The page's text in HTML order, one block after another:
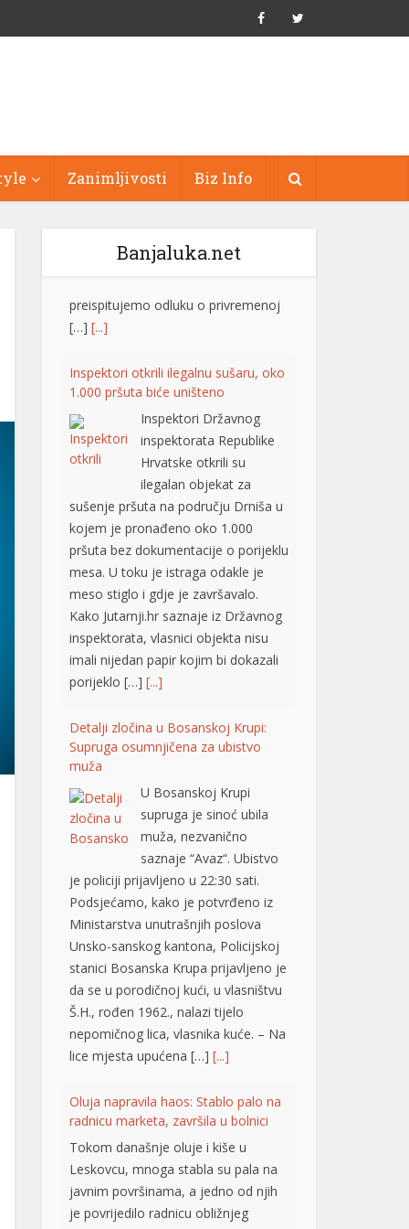
Zanimljivosti Biz Info
Banjaluka.net
Inspektori otkrili ilegalnu sušaru, oko
1.000 pršuta biće uništeno
inspektorata Republike
Hrvatske otkrili su
ilegalan objekat za
sušenje pršuta na području Drniša u
kojem je pronađeno oko 1.000
pršuta bez dokumentacije o porijeklu
mesa. U toku je istraga odakle je
meso stiglo i gdje je završavalo.
Kako Jutarnji.hr saznaje iz Državnog
inspektorata, vlasnici objekta nisu
imali nijedan papir kojim bi dokazali
porijeklo […][...]
Detalji zločina u Bosanskoj Krupi:
Supruga osumnjičena za ubistvo
U Bosanskoj Krupi
supruga je sinoć ubila
saznaje “Avaz“. Ubistvo
je policiji prijavljeno u 22:30 sati.
Podsjećamo, kako je potvrđeno iz
Ministarstva unutrašnjih poslova
Unsko-sanskog kantona, Policijskoj
stanici Bosanska Krupa prijavljeno je
da se u porodičnoj kući, u vlasništvu
Š.H., rođen 1962., nalazi tijelo
nepomičnog lica, vlasnika kuće. – Na
lice mjesta upućena […] [...]
Oluja napravila haos: Stablo palo na
radnicu marketa, završila u bolnici
Leskovcu, mnoga stabla su pala na
javnim površinama, a jedno od njih
je povrijedilo radnicu obližnjeg
marketa na uglu Nikole Skobaljića i
Radničke ulice, potvrđeno je
Jugmedii u Hitnoj pomoći. Riječ je o